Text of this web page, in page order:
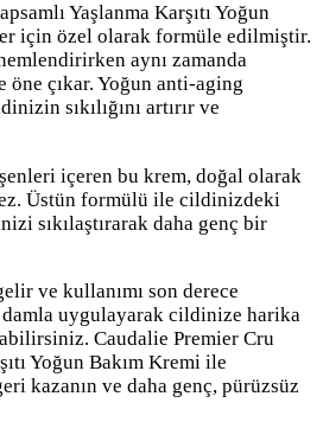
Yaşlanma Karşıtı Yoğun
için özel olarak formüle edilmiştir.
aynı zamanda
çıkar. Yoğun anti-aging
sıkılığını artırır ve
içeren bu krem, doğal olarak
Üstün formülü ile cildinizdeki
sıkılaştırarak daha genç bir
ve kullanımı son derece
damla uygulayarak cildinize harika
Caudalie Premier Cru
Yoğun Bakım Kremi ile
kazanın ve daha genç, pürüzsüz